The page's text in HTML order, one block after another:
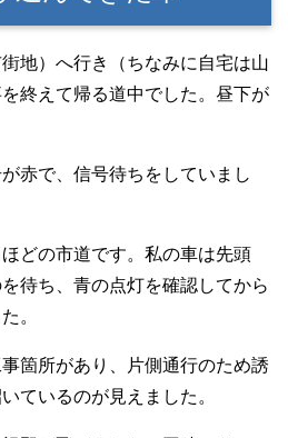
地）へ行き（ちなみに自宅は山
終えて帰る道中でした。昼下が
赤で、信号待ちをしていまし
どの市道です。私の車は先頭
待ち、青の点灯を確認してから
。
箇所があり、片側通行のため誘
ているのが見えました。